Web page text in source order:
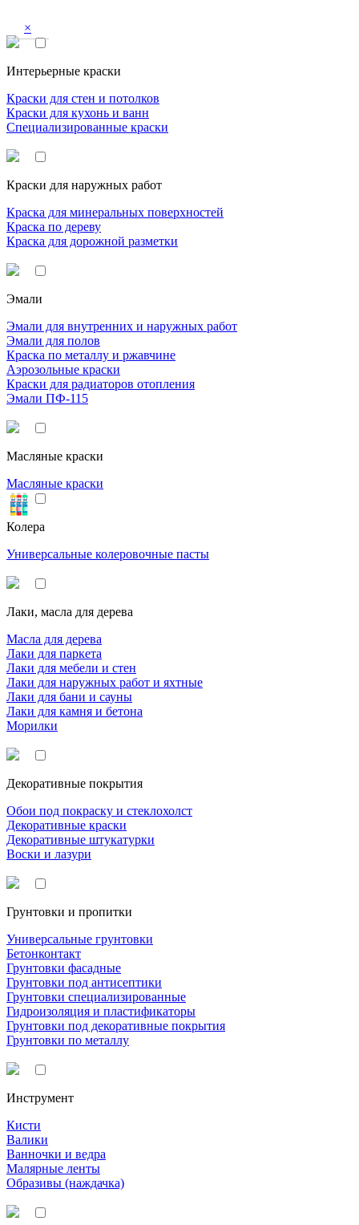
×
Интерьерные краски
Краски для стен и потолков
Краски для кухонь и ванн
Специализированные краски
Краски для наружных работ
Краска для минеральных поверхностей
Краска по дереву
Краска для дорожной разметки
Эмали
Эмали для внутренних и наружных работ
Эмали для полов
Краска по металлу и ржавчине
Аэрозольные краски
Краски для радиаторов отопления
Эмали ПФ-115
Масляные краски
Масляные краски
Колера
Универсальные колеровочные пасты
Лаки, масла для дерева
Масла для дерева
Лаки для паркета
Лаки для мебели и стен
Лаки для наружных работ и яхтные
Лаки для бани и сауны
Лаки для камня и бетона
Морилки
Декоративные покрытия
Обои под покраску и стеклохолст
Декоративные краски
Декоративные штукатурки
Воски и лазури
Грунтовки и пропитки
Универсальные грунтовки
Бетонконтакт
Грунтовки фасадные
Грунтовки под антисептики
Грунтовки специализированные
Гидроизоляция и пластификаторы
Грунтовки под декоративные покрытия
Грунтовки по металлу
Инструмент
Кисти
Валики
Ванночки и ведра
Малярные ленты
Образивы (наждачка)